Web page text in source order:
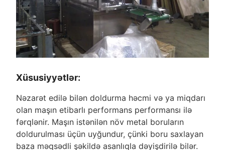
Xüsusiyyətlər:
Nəzarət edilə bilən doldurma həcmi və ya miqdarı
olan maşın etibarlı performans performansı ilə
fərqlənir. Maşın istənilən növ metal boruların
doldurulması üçün uyğundur, çünki boru saxlayan
baza məqsədli şəkildə asanlıqla dəyişdirilə bilər.